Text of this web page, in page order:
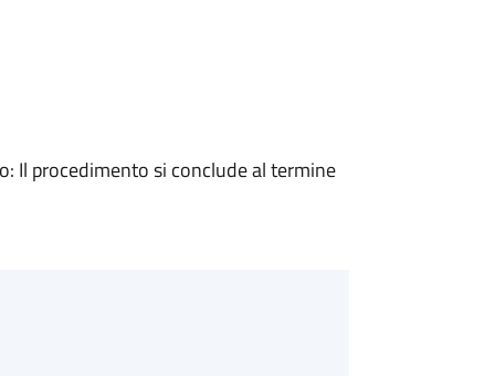
Il procedimento si conclude al termine